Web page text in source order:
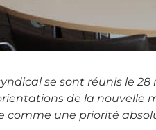
se sont réunis le
de la nouvelle
comme une priorité